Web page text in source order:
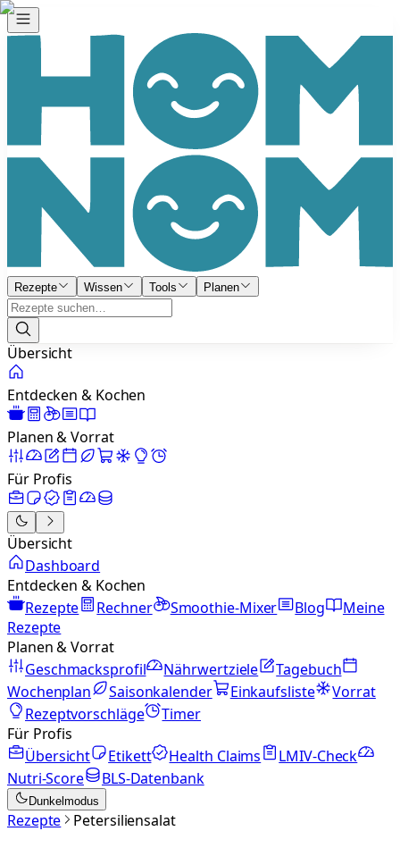
Rezepte Wissen Tools Planen
Übersicht
Entdecken & Kochen
Planen & Vorrat
Für Profis
Übersicht
Dashboard
Entdecken & Kochen
Rezepte
Rechner Smoothie-Mixer Blog
Meine
Rezepte
Planen & Vorrat
Geschmacksprofil
Nährwertziele
Tagebuch
Wochenplan
Saisonkalender Einkaufsliste
Vorrat
Rezeptvorschläge
Timer
Für Profis
Übersicht
Etikett Health Claims
LMIV-Check
Nutri-Score
BLS-Datenbank
Dunkelmodus
Rezepte Petersiliensalat